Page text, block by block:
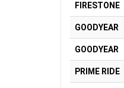
FIRESTONE
GOODYEAR
GOODYEAR
PRIME RIDE